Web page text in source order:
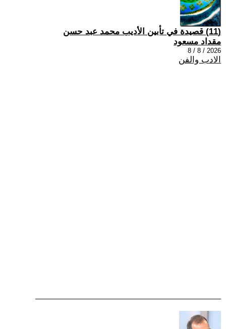
(11) قصيدة في تأبين الأديب محمد عبد حسن
مقداد مسعود
2026 / 8 / 8
الادب والفن